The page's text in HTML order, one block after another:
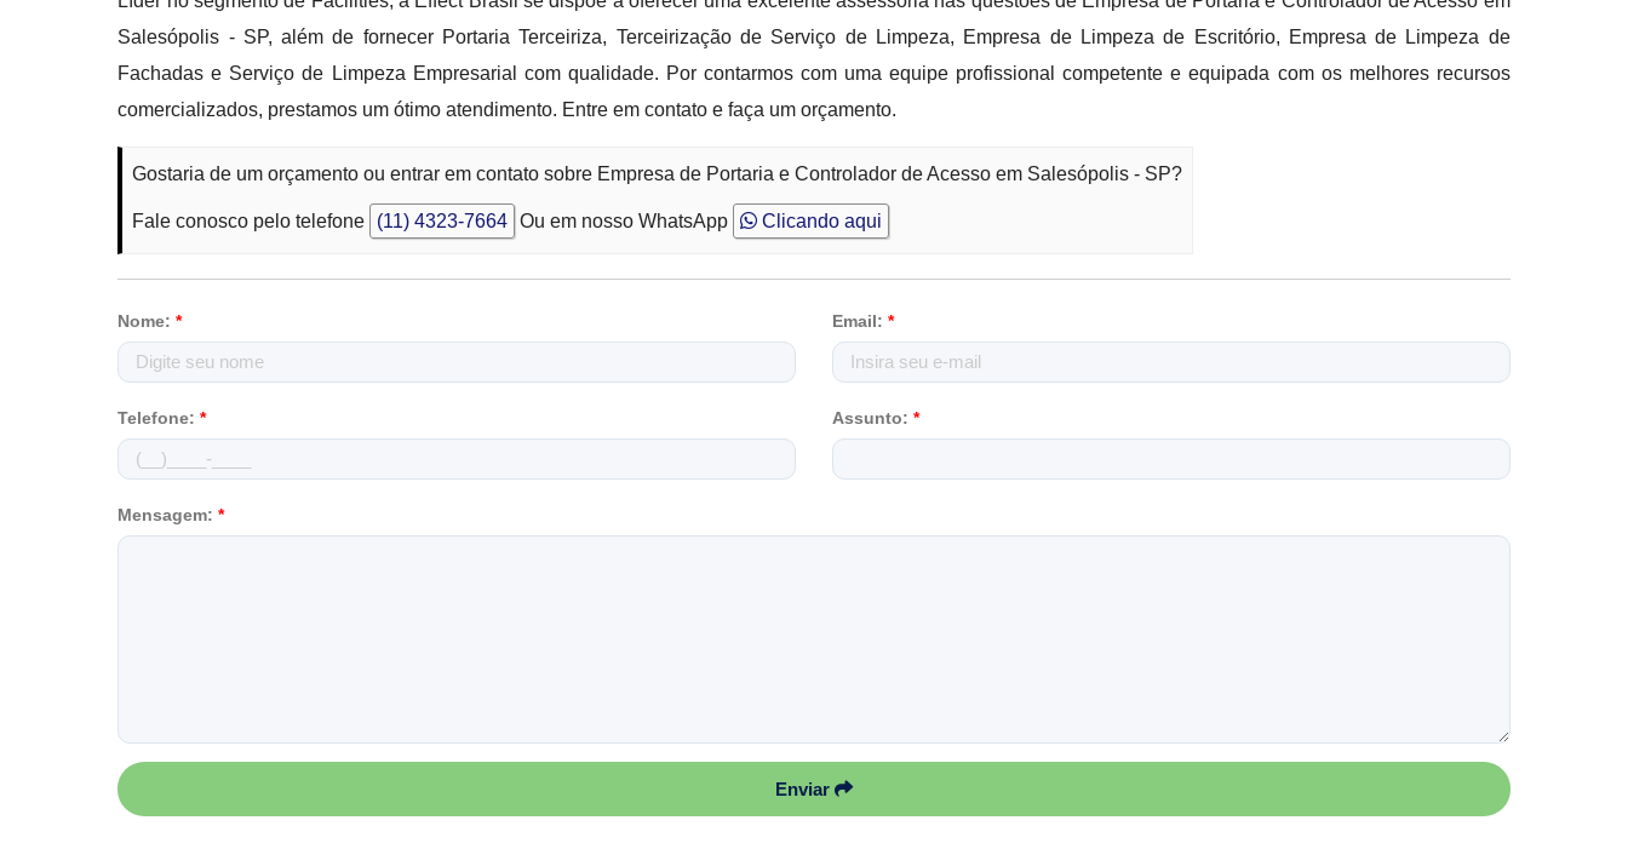
Salesópolis - SP, além de fornecer Portaria Terceiriza, Terceirização de Serviço de Limpeza, Empresa de Limpeza de Escritório, Empresa de Limpeza de
Fachadas e Serviço de Limpeza Empresarial com qualidade. Por contarmos com uma equipe profissional competente e equipada com os melhores recursos
comercializados, prestamos um ótimo atendimento. Entre em contato e faça um orçamento.
Gostaria de um orçamento ou entrar em contato sobre Empresa de Portaria e Controlador de Acesso em Salesópolis - SP?
Fale conosco pelo telefone (11) 4323-7664 Ou em nosso WhatsApp Clicando aqui
Nome:* Email: *
Telefone:* Assunto: *
Mensagem:*
Enviar